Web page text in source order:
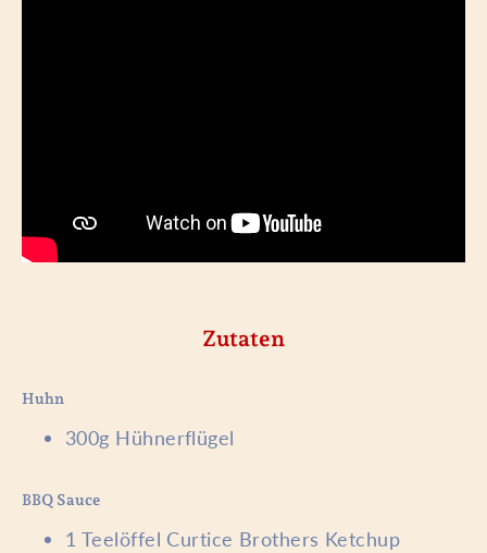
Zutaten
Huhn
300g Hühnerflügel
BBQ Sauce
1 Teelöffel Curtice Brothers Ketchup